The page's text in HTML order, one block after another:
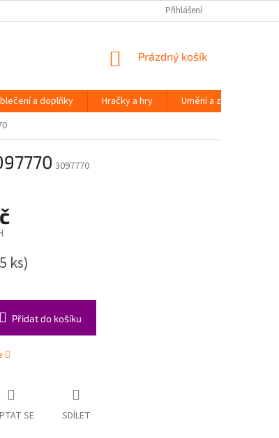
Přihlášení
NÁKUPNÍ
Prázdný košík
a doplňky Hračky a hry Umění a zábava
3097770
ks)
Přidat do košíku
SE SDÍLET